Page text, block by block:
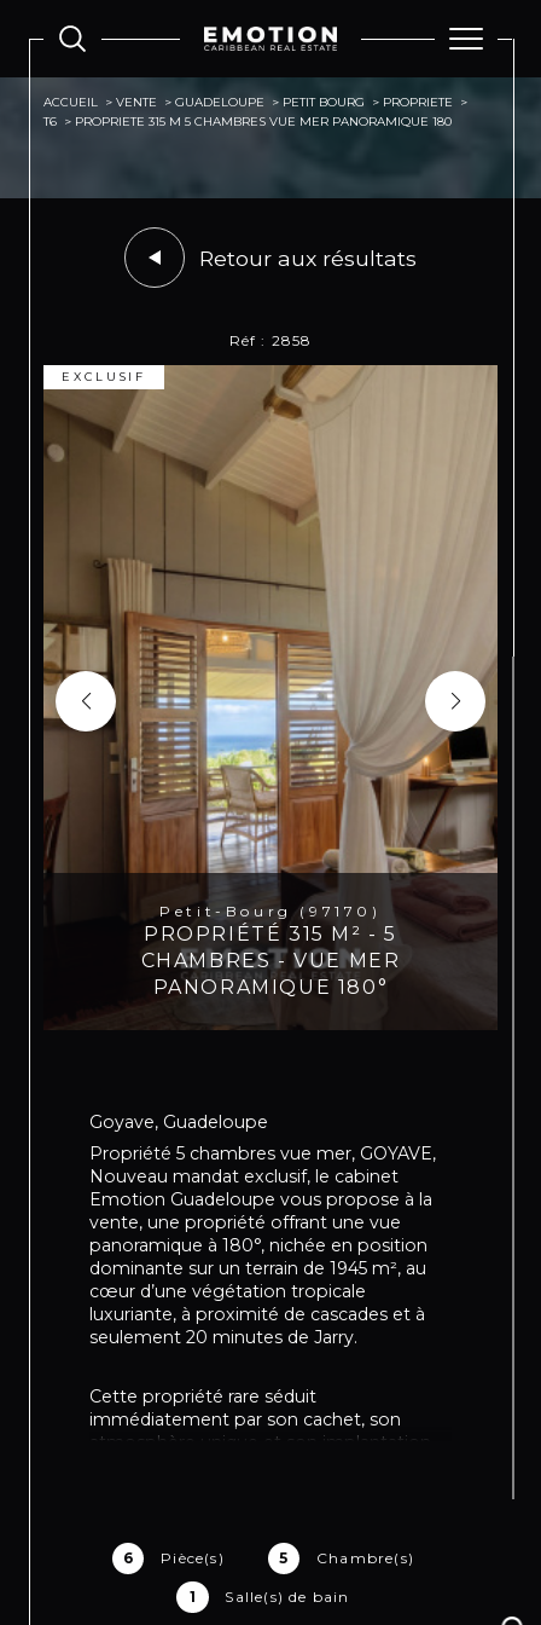
ACCUEIL VENTE GUADELOUPE PETIT BOURG
PROPRIETE
T6
PROPRIETE 315 M 5 CHAMBRES VUE MER PANORAMIQUE 180
Retour aux résultats
Réf : 2858
EXCLUSIF
Petit-Bourg (97170)
PROPRIÉTÉ 315 M² - 5
CHAMBRES - VUE MER
PANORAMIQUE 180°
6 Pièce(s) 5 Chambre(s)
1 Salle(s) de bain
Goyave, Guadeloupe
Propriété 5 chambres vue mer, GOYAVE,
Nouveau mandat exclusif, le cabinet
Emotion Guadeloupe vous propose à la
vente, une propriété offrant une vue
panoramique à 180°, nichée en position
dominante sur un terrain de 1945 m², au
cœur d’une végétation tropicale
luxuriante, à proximité de cascades et à
seulement 20 minutes de Jarry.
Cette propriété rare séduit
immédiatement par son cachet, son
atmosphère unique et son implantation
restant accessible et centrale pour
rejoindre l’ensemble de la Basse-Terre
comme de la Grande-Terre.
Dès l’entrée, accessible par un escalier, la